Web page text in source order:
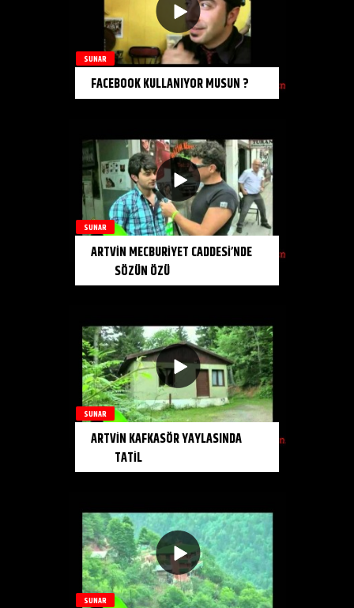
SUNAR
FACEBOOK KULLANIYOR MUSUN ?
SUNAR
ARTVİN MECBURİYET CADDESİ’NDE
SÖZÜN ÖZÜ
SUNAR
ARTVİN KAFKASÖR YAYLASINDA
TATİL
SUNAR